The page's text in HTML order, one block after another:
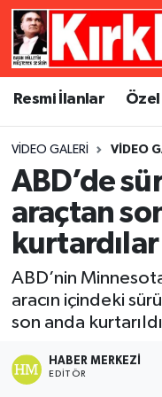
Resmi İlanlar
VIDEO GALERI VIDEO
ABD’de
araçtan
kurtardılar
ABD’nin
aracın içindeki
son anda
HABER MERKEZI
EDITÖR
Resmi İlanlar
Gündem
Ekonomi
Siyaset
Spor
Asayiş
Dünya
Eğitim
Kültür Sanat
Magazin
Künye
Gizlilik
Merkez
Merkez Trafik
Süper Lig Puan
Tüm Manşetler
Son Dakika